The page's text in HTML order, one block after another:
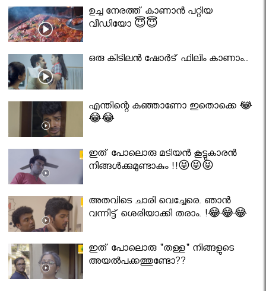
ഉച്ച നേരത്ത് കാണാൻ പറ്റിയ
വീഡിയോ 😇😇
ഒരു കിടിലൻ ഷോർട് ഫിലിം കാണാം..
എന്തിന്റെ കുഞ്ഞാണോ ഇതൊക്കെ 😂
😂😂
ഇത് പോലൊരു മടിയൻ കൂട്ടുകാരൻ
നിങ്ങൾക്കുമുണ്ടാകും !!😝😝😝
അതവിടെ ചാരി വെച്ചേരെ. ഞാൻ
വന്നിട്ട് ശെരിയാക്കി തരാം. !😂😂😂
ഇത് പോലൊരു "തള്ള" നിങ്ങളുടെ
അയല്‍പക്കത്തുണ്ടോ??